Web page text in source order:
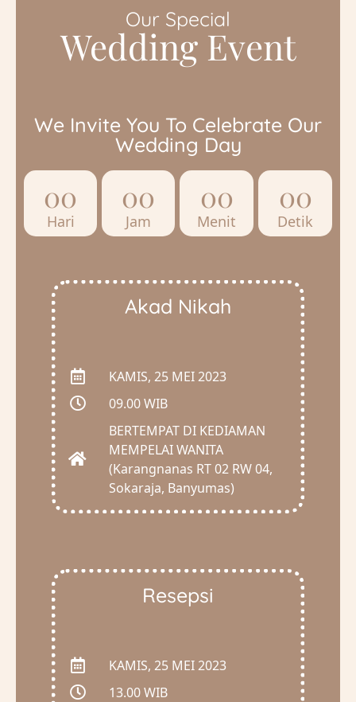
Our Special
Wedding Event
We Invite You To Celebrate Our
Wedding Day
00
Hari
00
Jam
00
Menit
00
Detik
Akad Nikah
KAMIS, 25 MEI 2023
09.00 WIB
BERTEMPAT DI KEDIAMAN
MEMPELAI WANITA
(Karangnanas RT 02 RW 04,
Sokaraja, Banyumas)
Resepsi
KAMIS, 25 MEI 2023
13.00 WIB